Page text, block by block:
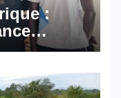
:
Pyramid